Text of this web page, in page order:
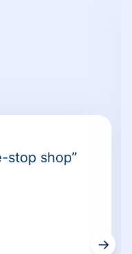
stop shop”
→